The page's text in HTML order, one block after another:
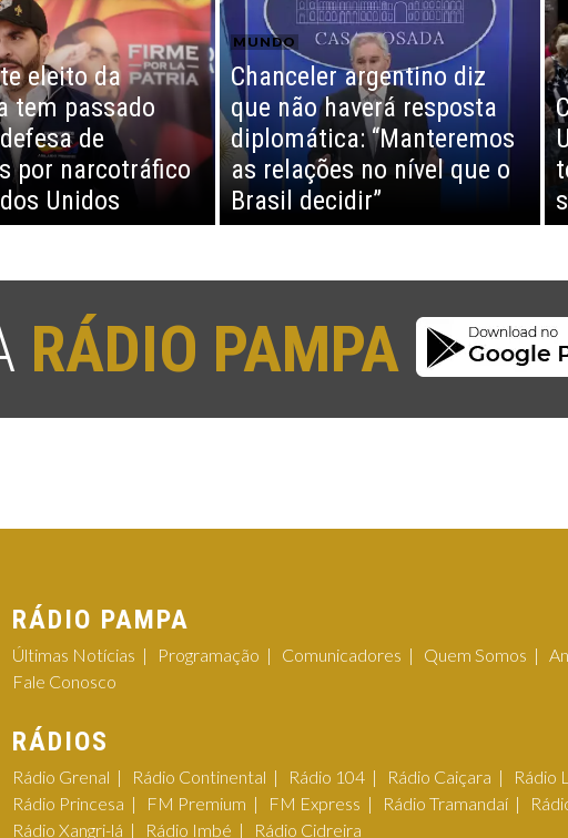
eleito da
tem passado
de
por narcotráfico
Unidos
MUNDO
Chanceler argentino diz
que não haverá resposta
diplomática: “Manteremos
as relações no nível que o
Brasil decidir”
RÁDIO PAMPA
RÁDIO PAMPA
Últimas Notícias Programação Comunicadores Quem Somos
Fale Conosco
RÁDIOS
Rádio Grenal Rádio Continental Rádio 104 Rádio Caiçara Rádio
Rádio Princesa
FM Premium FM Express Rádio Tramandaí
Rádio Xangri-lá
Rádio Imbé Rádio Cidreira